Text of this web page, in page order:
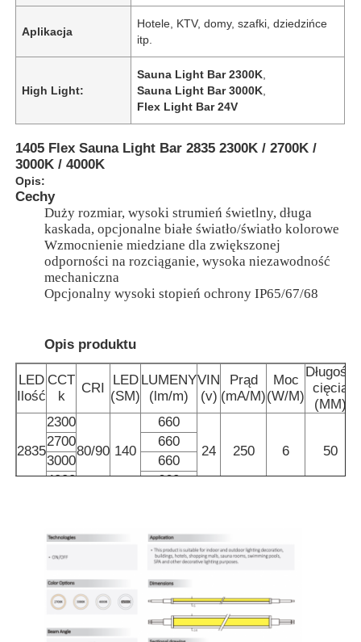
Dom
Produkty
O nas
Aplikacja
Hotele, KTV, domy, szafki, dziedzińce
itp.
High Light:
Sauna Light Bar 2300K
Sauna Light Bar 3000K
Flex Light Bar 24V
1405 Flex Sauna Light Bar 2835 2300K / 2700K /
3000K / 4000K
Opis:
Cechy
Duży rozmiar, wysoki strumień świetlny, długa
kaskada, opcjonalne białe światło/światło kolorowe
Wzmocnienie miedziane dla zwiększonej
odporności na rozciąganie, wysoka niezawodność
mechaniczna
Opcjonalny wysoki stopień ochrony IP65/67/68
Opis produktu
LED
Ilość
CCT
k
CRI
LED
(SM)
LUMENY
(lm/m)
VIN
(v)
Prąd
(mA/M)
Moc
(W/M)
Długość
cięcia
(MM)
2835
2300
80/90 140
660
24
250 6 50
2700
660
3000
660
4000
660